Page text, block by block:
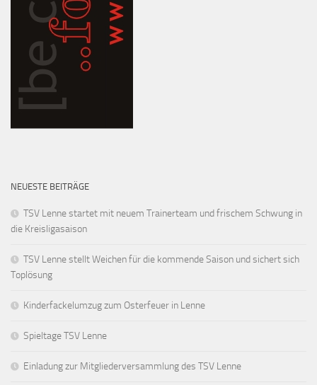
NEUESTE BEITRÄGE
TSV Lenne startet mit neuem Trainerteam und frischem Schwung in
die Kreisligasaison
TSV Lenne stellt Weichen für die kommende Saison und sichert sich
Toplösung
Kinderfackelumzug zum Osterfeuer in Lenne
Spieltage TSV Lenne
Einladung zur Mitgliederversammlung des TSV Lenne